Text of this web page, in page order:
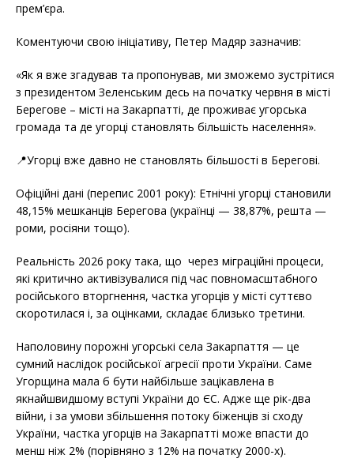
прем’єра.
Коментуючи свою ініціативу, Петер Мадяр зазначив:
«Як я вже згадував та пропонував, ми зможемо зустрітися
з президентом Зеленським десь на початку червня в місті
Берегове – місті на Закарпатті, де проживає угорська
громада та де угорці становлять більшість населення».
📍Угорці вже давно не становлять більшості в Берегові.
Офіційні дані (перепис 2001 року): Етнічні угорці становили
48,15% мешканців Берегова (українці — 38,87%, решта —
роми, росіяни тощо).
Реальність 2026 року така, що через міграційні процеси,
які критично активізувалися під час повномасштабного
російського вторгнення, частка угорців у місті суттєво
скоротилася і, за оцінками, складає близько третини.
Наполовину порожні угорські села Закарпаття — це
сумний наслідок російської агресії проти України. Саме
Угорщина мала б бути найбільше зацікавлена в
якнайшвидшому вступі України до ЄС. Адже ще рік-два
війни, і за умови збільшення потоку біженців зі сходу
України, частка угорців на Закарпатті може впасти до
менш ніж 2% (порівняно з 12% на початку 2000-х).